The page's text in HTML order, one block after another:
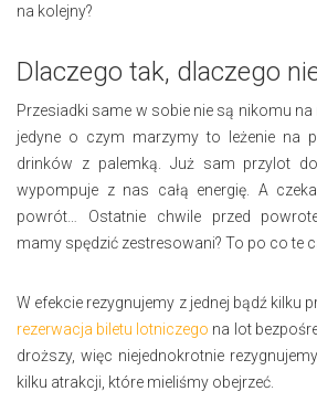
na kolejny?
Dlaczego tak, dlaczego
Przesiadki same w sobie nie są nikomu na
jedyne o czym marzymy to leżenie na
drinków z palemką. Już sam przylot
wypompuje z nas całą energię. A
powrót… Ostatnie chwile przed
mamy spędzić zestresowani? To po co te
W efekcie rezygnujemy z jednej bądź kilku
rezerwacja biletu lotniczego na lot
droższy, więc niejednokrotnie
kilku atrakcji, które mieliśmy obejrzeć.